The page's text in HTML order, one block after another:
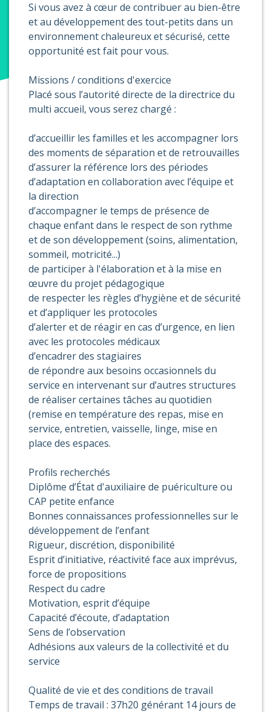
Si vous avez à cœur de contribuer au bien-être
et au développement des tout-petits dans un
environnement chaleureux et sécurisé, cette
opportunité est fait pour vous.
Missions / conditions d'exercice
Placé sous l’autorité directe de la directrice du
multi accueil, vous serez chargé :
d’accueillir les familles et les accompagner lors
des moments de séparation et de retrouvailles
d’assurer la référence lors des périodes
d’adaptation en collaboration avec l’équipe et
la direction
d’accompagner le temps de présence de
chaque enfant dans le respect de son rythme
et de son développement (soins, alimentation,
sommeil, motricité...)
de participer à l'élaboration et à la mise en
œuvre du projet pédagogique
de respecter les règles d’hygiène et de sécurité
et d’appliquer les protocoles
d’alerter et de réagir en cas d’urgence, en lien
avec les protocoles médicaux
d’encadrer des stagiaires
de répondre aux besoins occasionnels du
service en intervenant sur d’autres structures
de réaliser certaines tâches au quotidien
(remise en température des repas, mise en
service, entretien, vaisselle, linge, mise en
place des espaces.
Profils recherchés
Diplôme d’État d'auxiliaire de puériculture ou
CAP petite enfance
Bonnes connaissances professionnelles sur le
développement de l’enfant
Rigueur, discrétion, disponibilité
Esprit d’initiative, réactivité face aux imprévus,
force de propositions
Respect du cadre
Motivation, esprit d’équipe
Capacité d’écoute, d’adaptation
Sens de l’observation
Adhésions aux valeurs de la collectivité et du
service
Qualité de vie et des conditions de travail
Temps de travail : 37h20 générant 14 jours de